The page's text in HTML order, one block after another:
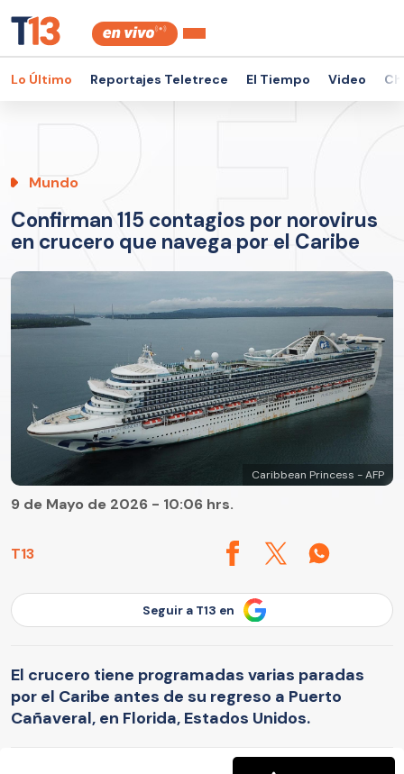
Lo Último Reportajes Teletrece El Tiempo Video
Mundo
Confirman 115 contagios por norovirus
en crucero que navega por el Caribe
Caribbean Princess - AFP
T13
9 de Mayo de 2026 - 10:06 hrs.
Seguir a T13 en
El crucero tiene programadas varias paradas
por el Caribe antes de su regreso a Puerto
Cañaveral, en Florida, Estados Unidos.